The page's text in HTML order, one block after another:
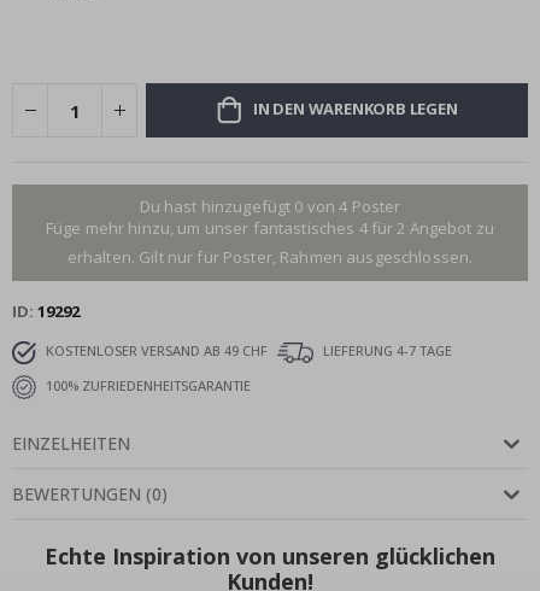
IN DEN WARENKORB LEGEN
Du hast hinzugefügt 0 von 4 Poster
Füge mehr hinzu, um unser fantastisches 4 für 2 Angebot zu
erhalten. Gilt nur für Poster, Rahmen ausgeschlossen.
ID 19292
KOSTENLOSER VERSAND AB 49 CHF
LIEFERUNG 4-7 TAGE
100% ZUFRIEDENHEITSGARANTIE
EINZELHEITEN
BEWERTUNGEN (0)
Echte Inspiration von unseren glücklichen
Kunden!